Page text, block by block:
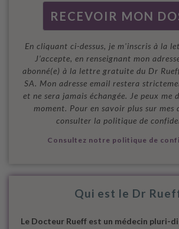
En cliquant ci-dessus, je m'inscris à la
J’accepte, en renseignant mon
abonné(e) à la lettre gratuite du Dr
SA. Mon adresse email restera
et ne sera jamais échangée. Je peux me
moment. Pour en savoir plus sur mes
consulter la politique de
Consultez notre politique de
Qui est le Dr
Le Docteur Rueff est un médecin pluri-